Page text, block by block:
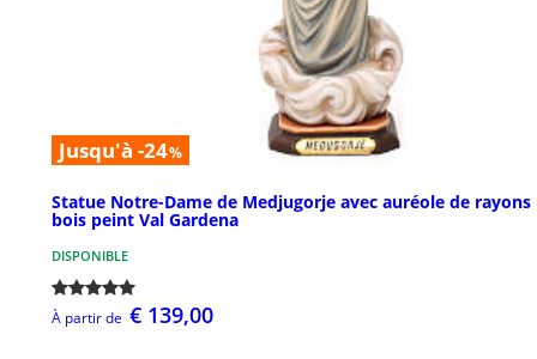
Jusqu'à -24%
Statue Notre-Dame de Medjugorje avec auréole de rayons
bois peint Val Gardena
DISPONIBLE
À partir de € 139,00